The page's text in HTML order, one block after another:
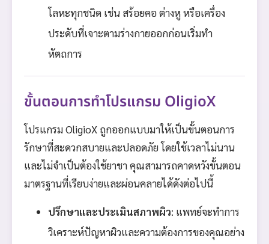
โลหะทุกชนิด เช่น สร้อยคอ ต่างหู หรือเครื่อง
ประดับที่เจาะตามร่างกายออกก่อนเริ่มทำ
หัตถการ
ขั้นตอนการทำโปรแกรม OligioX
โปรแกรม OligioX ถูกออกแบบมาให้เป็นขั้นตอนการ
รักษาที่สะดวกสบายและปลอดภัย โดยใช้เวลาไม่นาน
และไม่จำเป็นต้องใช้ยาชา คุณสามารถคาดหวังขั้นตอน
มาตรฐานที่เรียบง่ายและผ่อนคลายได้ดังต่อไปนี้
ปรึกษาและประเมินสภาพผิว: แพทย์จะทำการ
วิเคราะห์ปัญหาผิวและความต้องการของคุณอย่าง